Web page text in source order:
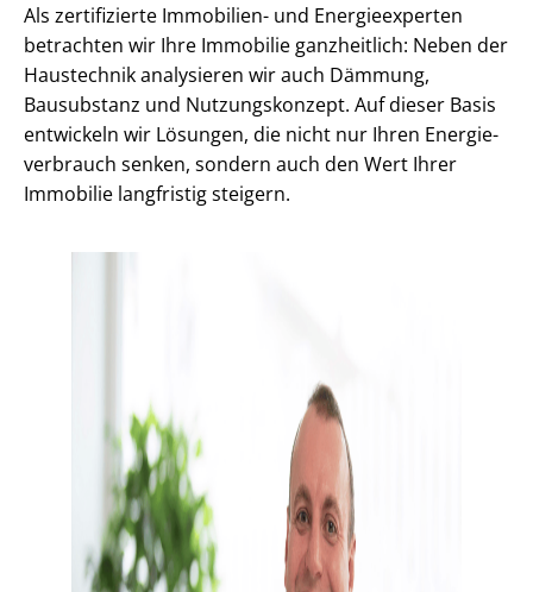
Als zertifizierte Immobilien- und Energieexperten
betrachten wir Ihre Immobilie ganzheitlich: Neben der
Haustechnik analysieren wir auch Dämmung,
Bausubstanz und Nutzungskonzept. Auf dieser Basis
entwickeln wir Lösungen, die nicht nur Ihren En­er­gie­
ver­brauch senken, sondern auch den Wert Ihrer
Immobilie langfristig steigern.